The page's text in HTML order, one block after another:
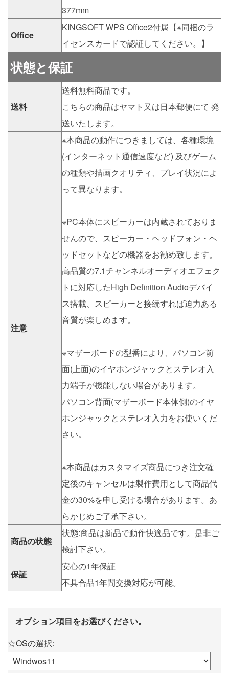
377mm
Office
KINGSOFT WPS Office2付属【※同梱のラ
イセンスカードで認証してください。】
状態と保証
送料
送料無料商品です。
こちらの商品はヤマト又は日本郵便にて 発
送いたします。
注意
※本商品の動作につきましては、各種環境
(インターネット通信速度など) 及びゲーム
の種類や描画クオリティ、プレイ状況によ
って異なります。
※PC本体にスピーカーは内蔵されておりま
せんので、スピーカー・ヘッドフォン・ヘ
ッドセットなどの機器をお勧め致します。
高品質の7.1チャンネルオーディオエフェク
トに対応したHigh Definition Audioデバイ
ス搭載、スピーカーと接続すれば迫力ある
音質が楽しめます。
※マザーボードの型番により、パソコン前
面(上面)のイヤホンジャックとステレオ入
力端子が機能しない場合があります。
パソコン背面(マザーボード本体側)のイヤ
ホンジャックとステレオ入力をお使いくだ
さい。
※本商品はカスタマイズ商品につき注文確
定後のキャンセルは製作費用として商品代
金の30%を申し受ける場合があります。あ
らかじめご了承下さい。
商品の状態
状態:商品は新品で動作快適品です。是非ご
検討下さい。
保証
安心の1年保証
不具合品1年間交換対応が可能。
オプション項目をお選びください。
☆OSの選択: